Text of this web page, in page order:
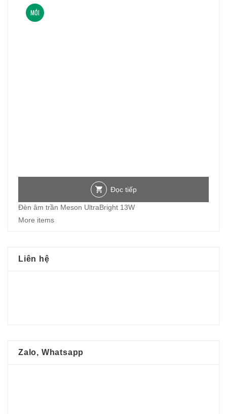
MỚI
Đọc tiếp
Đèn âm trần Meson UltraBright 13W
More items
Liên hệ
Zalo, Whatsapp